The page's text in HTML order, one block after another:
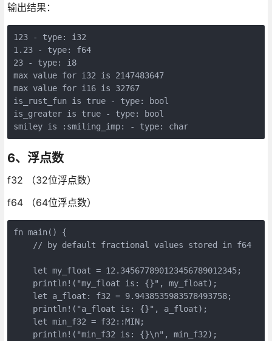
输出结果：
123 - type: i32
1.23 - type: f64
23 - type: i8
max value for i32 is 2147483647
max value for i16 is 32767
is_rust_fun is true - type: bool
is_greater is true - type: bool
smiley is :smiling_imp: - type: char
6、浮点数
f32 （32位浮点数）
f64 （64位浮点数）
fn main() {
    // by default fractional values stored in f64
    let my_float = 12.345677890123456789012345;
    println!("my_float is: {}", my_float);
    let a_float: f32 = 9.9438535983578493758;
    println!("a_float is: {}", a_float);
    let min_f32 = f32::MIN;
    println!("min_f32 is: {}\n", min_f32);